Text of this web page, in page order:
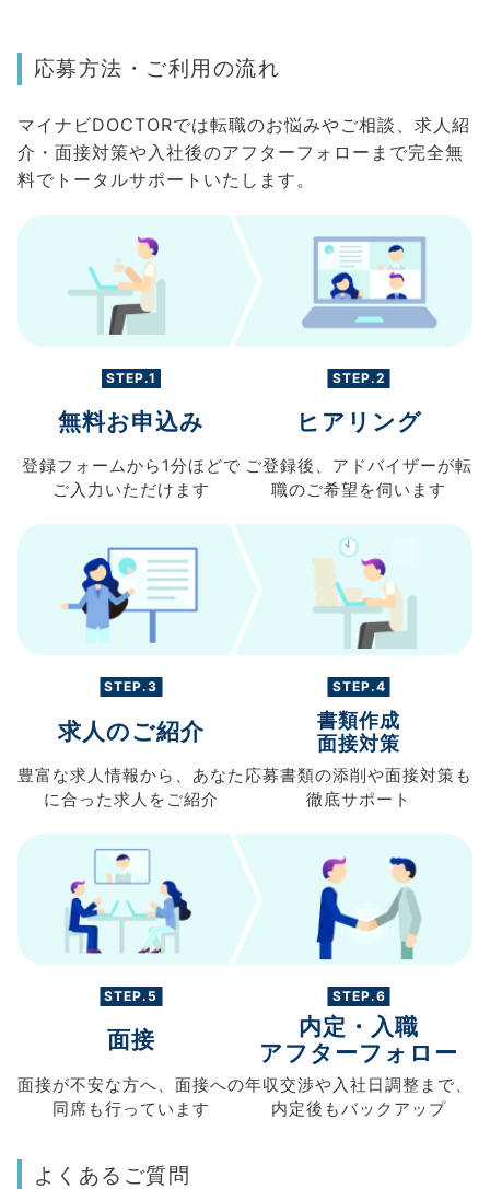
応募方法・ご利用の流れ
マイナビDOCTORでは転職のお悩みやご相談、求人紹
介・面接対策や入社後のアフターフォローまで完全無
料でトータルサポートいたします。
STEP.1
無料お申込み
登録フォームから 1分ほどで
ご入力 いただけます
STEP.2
ヒアリング
ご登録後、 アドバイザーが転
職のご希望を伺います
STEP.3
求人のご紹介
豊富な求人情報から、 あなた
に合った求人を ご紹介
STEP.4
書類作成
面接対策
応募書類の添削や面接対策も
徹底サポート
STEP.5
面接
面接が不安な方へ、 面接への
同席も行っています
STEP.6
内定・入職
アフターフォロー
年収交渉や 入社日調整まで、
内定後もバックアップ
よくあるご質問